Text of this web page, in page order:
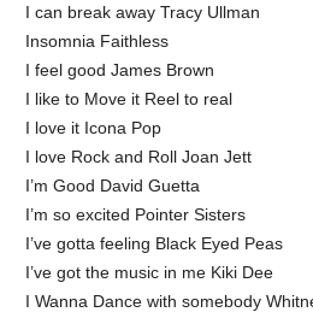
I can break away Tracy Ullman
Insomnia Faithless
I feel good James Brown
I like to Move it Reel to real
I love it Icona Pop
I love Rock and Roll Joan Jett
I’m Good David Guetta
I’m so excited Pointer Sisters
I’ve gotta feeling Black Eyed Peas
I’ve got the music in me Kiki Dee
I Wanna Dance with somebody